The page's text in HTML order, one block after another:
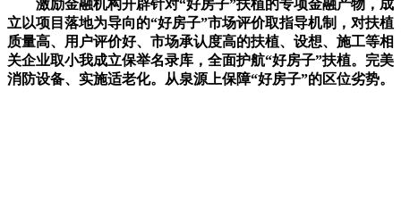
激励金融机构开辟针对“好房子”扶植的专项金融产物，成
立以项目落地为导向的“好房子”市场评价取指导机制，对扶植
质量高、用户评价好、市场承认度高的扶植、设想、施工等相
关企业取小我成立保举名录库，全面护航“好房子”扶植。完美
消防设备、实施适老化。从泉源上保障“好房子”的区位劣势。